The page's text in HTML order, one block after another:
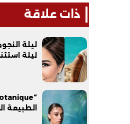
ذات علاقة
ليلة
ليلة
الطبيعة